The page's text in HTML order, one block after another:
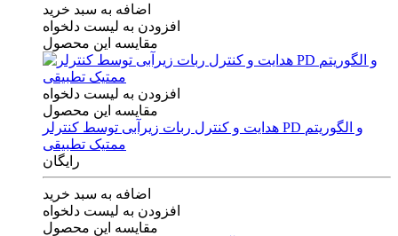
اضافه به سبد خرید
افزودن به لیست دلخواه
مقایسه این محصول
افزودن به لیست دلخواه
مقایسه این محصول
هدایت و کنترل ربات زیرآبی توسط کنترلر PD و الگوریتم
ممتیک تطبیقی
رایگان
اضافه به سبد خرید
افزودن به لیست دلخواه
مقایسه این محصول